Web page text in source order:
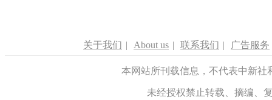
关于我们 | About us | 联系我们 | 广告服务
本网站所刊载信息，不代表中新
未经授权禁止转载、摘编、